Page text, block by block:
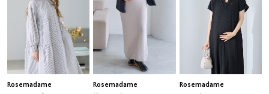
Rosemadame Rosemadame Rosemadame